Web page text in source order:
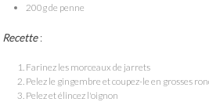
200g de penne
Recette:
Farinez les morceaux de jarrets
Pelez le gingembre et coupez-le en grosses
Pelez et élincez l'oignon